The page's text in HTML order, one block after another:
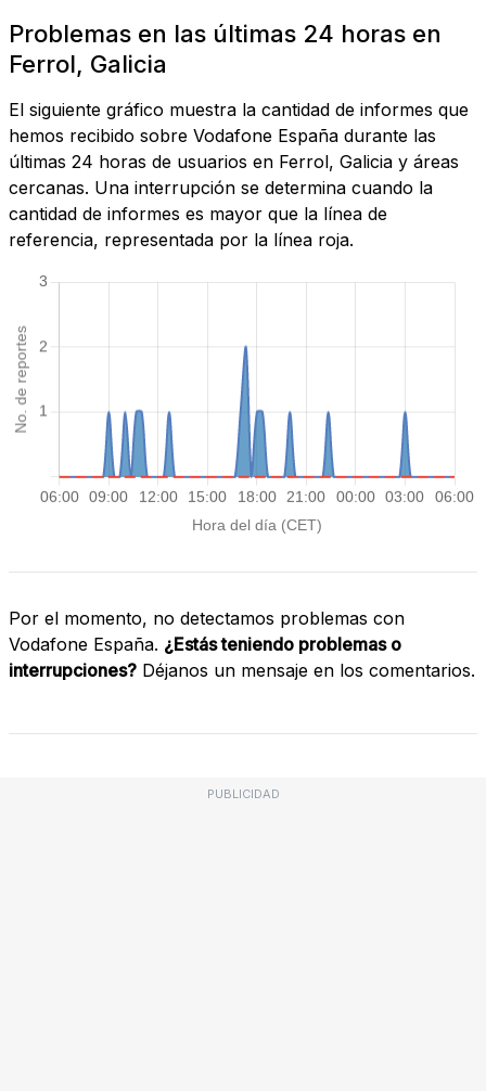
Problemas en las últimas 24 horas en
Ferrol, Galicia
El siguiente gráfico muestra la cantidad de informes que
hemos recibido sobre Vodafone España durante las
últimas 24 horas de usuarios en Ferrol, Galicia y áreas
cercanas. Una interrupción se determina cuando la
cantidad de informes es mayor que la línea de
referencia, representada por la línea roja.
Por el momento, no detectamos problemas con
Vodafone España. ¿Estás teniendo problemas o
interrupciones? Déjanos un mensaje en los comentarios.
PUBLICIDAD